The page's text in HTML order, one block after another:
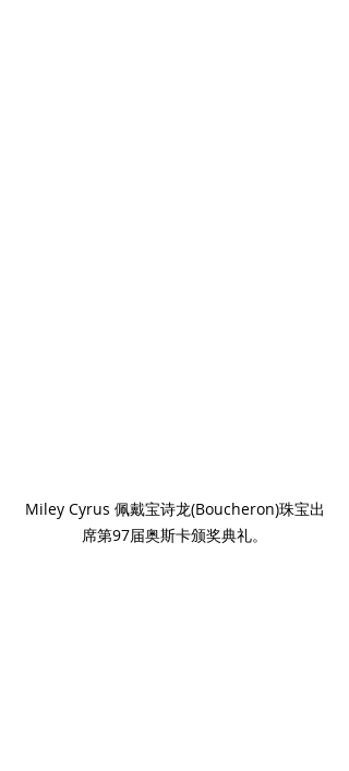
Miley Cyrus 佩戴宝诗龙(Boucheron)珠宝出
席第97届奥斯卡颁奖典礼。